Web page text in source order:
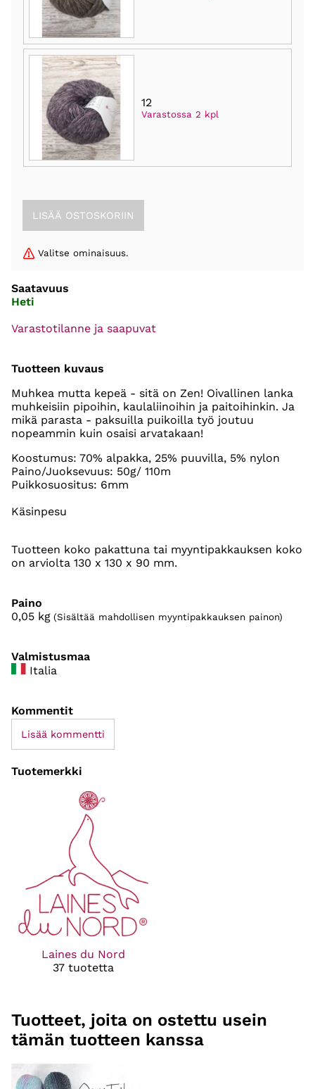
12
Varastossa 2 kpl
Valitse ominaisuus.
Saatavuus
Heti
Varastotilanne ja saapuvat
Tuotteen kuvaus
Muhkea mutta kepeä - sitä on Zen! Oivallinen lanka
muhkeisiin pipoihin, kaulaliinoihin ja paitoihinkin. Ja
mikä parasta - paksuilla puikoilla työ joutuu
nopeammin kuin osaisi arvatakaan!
Koostumus: 70% alpakka, 25% puuvilla, 5% nylon
Paino/Juoksevuus: 50g/ 110m
Puikkosuositus: 6mm
Käsinpesu
Tuotteen koko pakattuna tai myyntipakkauksen koko
on arviolta 130 x 130 x 90 mm.
Paino
0,05 kg (Sisältää mahdollisen myyntipakkauksen painon)
Valmistusmaa
Italia
Kommentit
Lisää kommentti
Tuotemerkki
Laines du Nord
37 tuotetta
Tuotteet, joita on ostettu usein
tämän tuotteen kanssa